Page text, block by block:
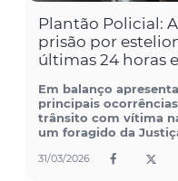
Plantão Policial:
prisão por
últimas 24 horas
Em balanço
principais
trânsito com vítima
um foragido da
31/03/2026